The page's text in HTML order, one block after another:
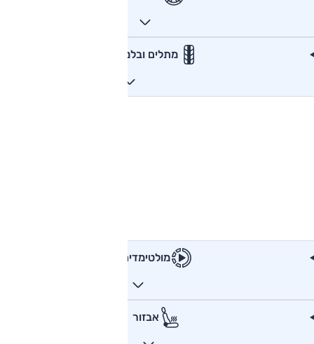
מתלים ובלמים
מולטימדיה
אבזור